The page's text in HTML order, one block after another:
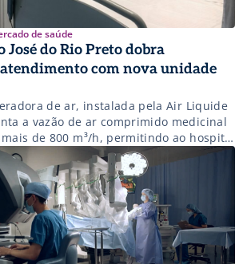
de saúde
José do Rio Preto dobra
com nova unidade
de ar, instalada pela Air Liquide
a vazão de ar comprimido medicinal
de 800 m³/h, permitindo ao hospital
leitos ou 30 salas cirúrgicas ao
mais!